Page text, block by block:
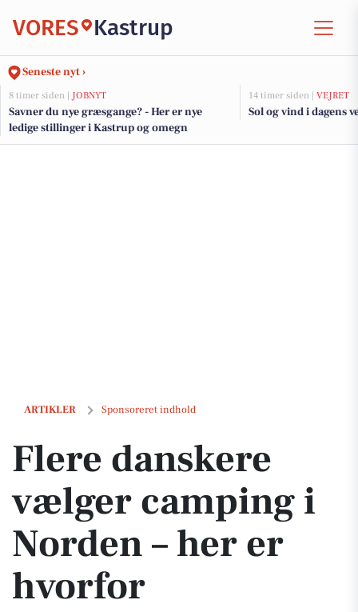
VORES Kastrup
Seneste nyt ›
8 timer siden | JOBNYT
Savner du nye græsgange? - Her er nye
ledige stillinger i Kastrup og omegn
14 timer siden | VEJRET
Sol og vind i dagens
ARTIKLER Sponsoreret indhold
Flere danskere vælger camping i Norden – her er hvorfor
Flere danskere
vælger camping i
Norden – her er
hvorfor